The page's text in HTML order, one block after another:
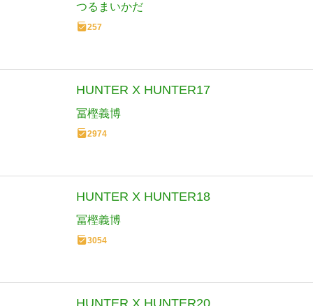
つるまいかだ
257
HUNTER X HUNTER17
冨樫義博
2974
HUNTER X HUNTER18
冨樫義博
3054